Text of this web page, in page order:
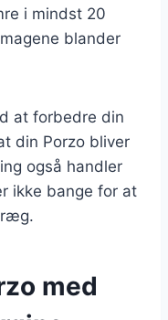
i mindst 20
blander
at forbedre din
din Porzo bliver
også handler
ikke bange for at
med